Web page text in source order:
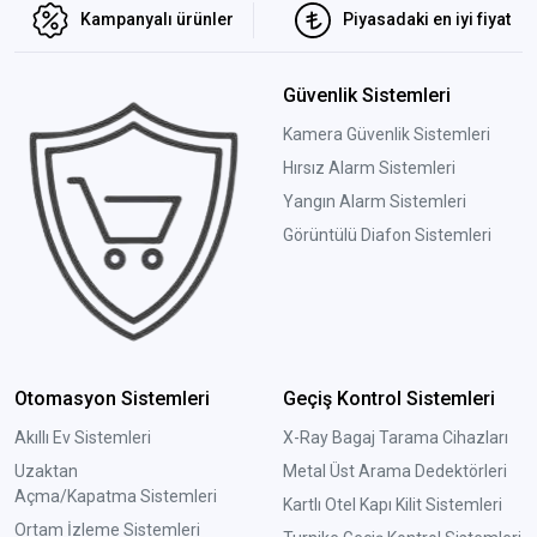
Kampanyalı ürünler Piyasadaki en iyi fiyat
Güvenlik Sistemleri
Kamera Güvenlik Sistemleri
Hırsız Alarm Sistemleri
Yangın Alarm Sistemleri
Görüntülü Diafon Sistemleri
Otomasyon Sistemleri
Akıllı Ev Sistemleri
Uzaktan
Açma/Kapatma Sistemleri
Ortam İzleme Sistemleri
Geçiş Kontrol Sistemleri
X-Ray Bagaj Tarama Cihazları
Metal Üst Arama Dedektörleri
Kartlı Otel Kapı Kilit Sistemleri